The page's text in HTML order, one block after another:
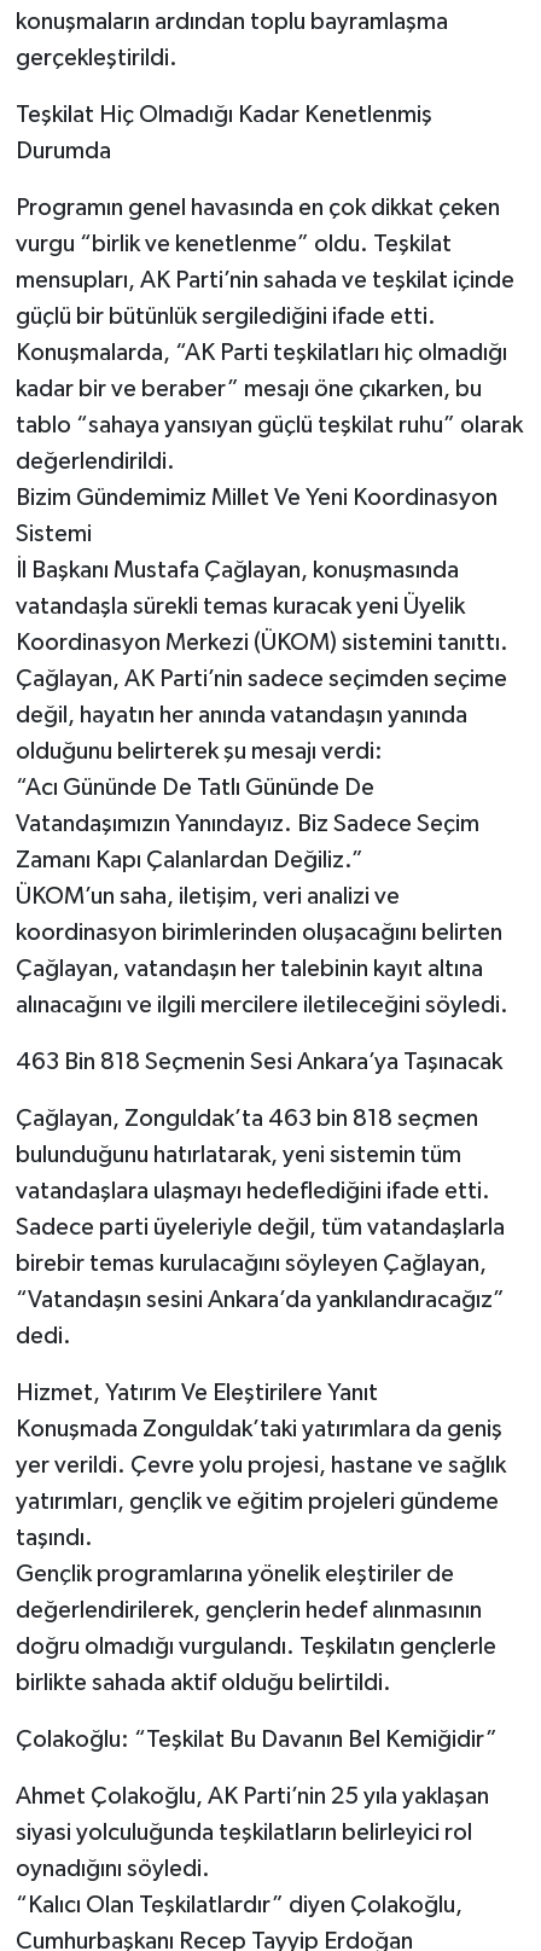
konuşmaların ardından toplu bayramlaşma
gerçekleştirildi.
Teşkilat Hiç Olmadığı Kadar Kenetlenmiş
Durumda
Programın genel havasında en çok dikkat çeken
vurgu “birlik ve kenetlenme” oldu. Teşkilat
mensupları, AK Parti’nin sahada ve teşkilat içinde
güçlü bir bütünlük sergilediğini ifade etti.
Konuşmalarda, “AK Parti teşkilatları hiç olmadığı
kadar bir ve beraber” mesajı öne çıkarken, bu
tablo “sahaya yansıyan güçlü teşkilat ruhu” olarak
değerlendirildi.
Bizim Gündemimiz Millet Ve Yeni Koordinasyon
Sistemi
İl Başkanı Mustafa Çağlayan, konuşmasında
vatandaşla sürekli temas kuracak yeni Üyelik
Koordinasyon Merkezi (ÜKOM) sistemini tanıttı.
Çağlayan, AK Parti’nin sadece seçimden seçime
değil, hayatın her anında vatandaşın yanında
olduğunu belirterek şu mesajı verdi:
“Acı Gününde De Tatlı Gününde De
Vatandaşımızın Yanındayız. Biz Sadece Seçim
Zamanı Kapı Çalanlardan Değiliz.”
ÜKOM’un saha, iletişim, veri analizi ve
koordinasyon birimlerinden oluşacağını belirten
Çağlayan, vatandaşın her talebinin kayıt altına
alınacağını ve ilgili mercilere iletileceğini söyledi.
463 Bin 818 Seçmenin Sesi Ankara’ya Taşınacak
Çağlayan, Zonguldak’ta 463 bin 818 seçmen
bulunduğunu hatırlatarak, yeni sistemin tüm
vatandaşlara ulaşmayı hedeflediğini ifade etti.
Sadece parti üyeleriyle değil, tüm vatandaşlarla
birebir temas kurulacağını söyleyen Çağlayan,
“Vatandaşın sesini Ankara’da yankılandıracağız”
dedi.
Hizmet, Yatırım Ve Eleştirilere Yanıt
Konuşmada Zonguldak’taki yatırımlara da geniş
yer verildi. Çevre yolu projesi, hastane ve sağlık
yatırımları, gençlik ve eğitim projeleri gündeme
taşındı.
Gençlik programlarına yönelik eleştiriler de
değerlendirilerek, gençlerin hedef alınmasının
doğru olmadığı vurgulandı. Teşkilatın gençlerle
birlikte sahada aktif olduğu belirtildi.
Çolakoğlu: “Teşkilat Bu Davanın Bel Kemiğidir”
Ahmet Çolakoğlu, AK Parti’nin 25 yıla yaklaşan
siyasi yolculuğunda teşkilatların belirleyici rol
oynadığını söyledi.
“Kalıcı Olan Teşkilatlardır” diyen Çolakoğlu,
Cumhurbaşkanı Recep Tayyip Erdoğan